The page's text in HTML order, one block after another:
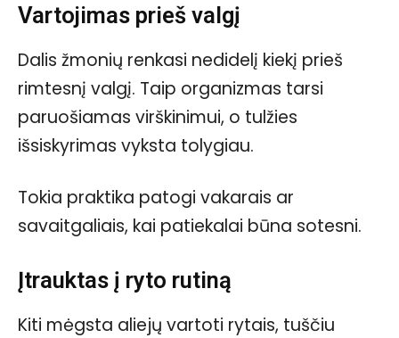
Vartojimas prieš valgį
Dalis žmonių renkasi nedidelį kiekį prieš
rimtesnį valgį. Taip organizmas tarsi
paruošiamas virškinimui, o tulžies
išsiskyrimas vyksta tolygiau.
Tokia praktika patogi vakarais ar
savaitgaliais, kai patiekalai būna sotesni.
Įtrauktas į ryto rutiną
Kiti mėgsta aliejų vartoti rytais, tuščiu